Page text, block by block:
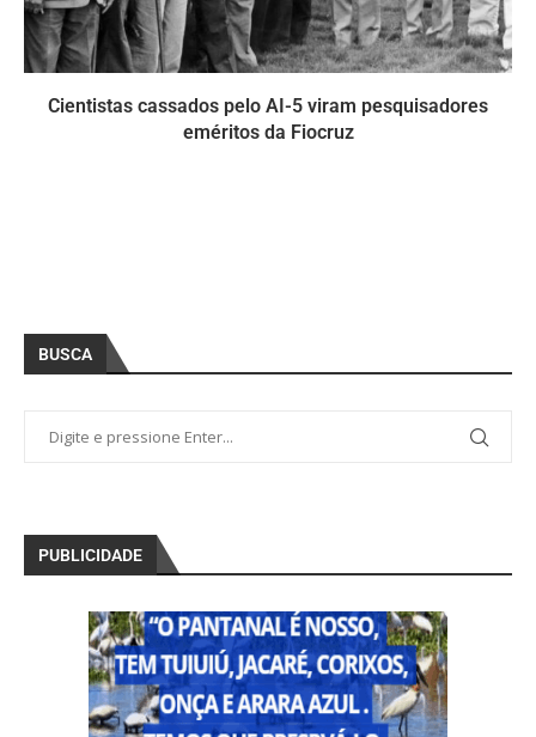
Cientistas cassados pelo AI-5 viram pesquisadores
eméritos da Fiocruz
BUSCA
PUBLICIDADE